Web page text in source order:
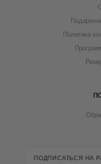
Политика
ПОДПИСАТЬСЯ НА